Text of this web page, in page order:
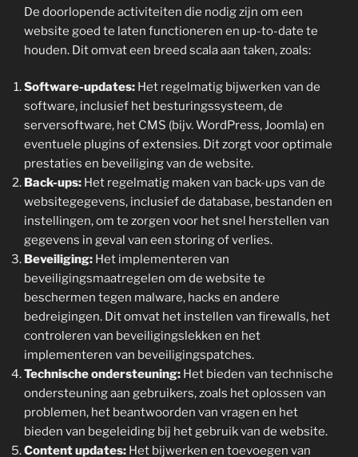
De doorlopende activiteiten die nodig zijn om een ​​
website goed te laten functioneren en up-to-date te
houden. Dit omvat een breed scala aan taken, zoals:
Software-updates: Het regelmatig bijwerken van de
software, inclusief het besturingssysteem, de
serversoftware, het CMS (bijv. WordPress, Joomla) en
eventuele plugins of extensies. Dit zorgt voor optimale
prestaties en beveiliging van de website.
Back-ups: Het regelmatig maken van back-ups van de
websitegegevens, inclusief de database, bestanden en
instellingen, om te zorgen voor het snel herstellen van
gegevens in geval van een storing of verlies.
Beveiliging: Het implementeren van
beveiligingsmaatregelen om de website te
beschermen tegen malware, hacks en andere
bedreigingen. Dit omvat het instellen van firewalls, het
controleren van beveiligingslekken en het
implementeren van beveiligingspatches.
Technische ondersteuning: Het bieden van technische
ondersteuning aan gebruikers, zoals het oplossen van
problemen, het beantwoorden van vragen en het
bieden van begeleiding bij het gebruik van de website.
Content updates: Het bijwerken en toevoegen van